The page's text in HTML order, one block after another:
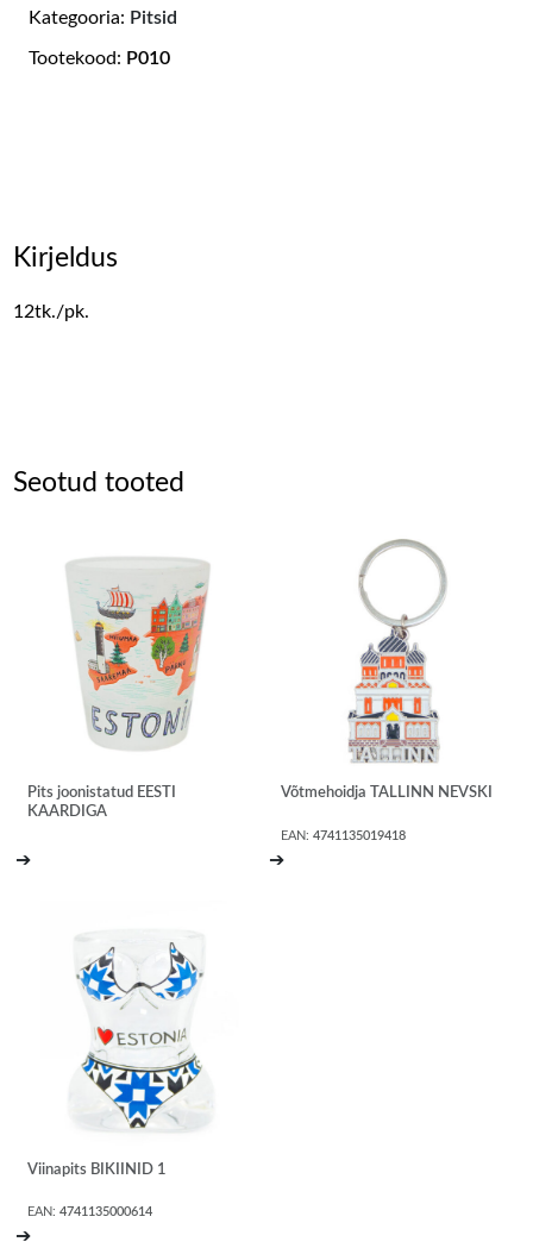
Tootekood: P010
Kategooria: Pitsid
Kirjeldus
12tk./pk.
Seotud tooted
Pits joonistatud EESTI
KAARDIGA
➔
Võtmehoidja TALLINN NEVSKI
EAN:4741135019418
➔
Viinapits BIKIINID 1
EAN:4741135000614
➔